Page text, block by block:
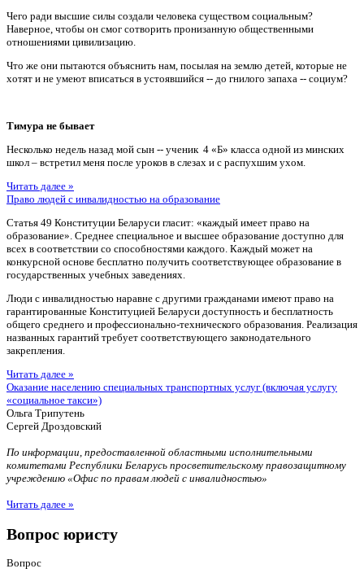
Чего ради высшие силы создали человека существом социальным?
Наверное, чтобы он смог сотворить пронизанную общественными
отношениями цивилизацию.
Что же они пытаются объяснить нам, посылая на землю детей, которые не
хотят и не умеют вписаться в устоявшийся -- до гнилого запаха -- социум?
Тимура не бывает
Несколько недель назад мой сын -- ученик 4 «Б» класса одной из минских
школ – встретил меня после уроков в слезах и с распухшим ухом.
Читать далее »
Право людей с инвалидностью на образование
Статья 49 Конституции Беларуси гласит: «каждый имеет право на
образование». Среднее специальное и высшее образование доступно для
всех в соответствии со способностями каждого. Каждый может на
конкурсной основе бесплатно получить соответствующее образование в
государственных учебных заведениях.
Люди с инвалидностью наравне с другими гражданами имеют право на
гарантированные Конституцией Беларуси доступность и бесплатность
общего среднего и профессионально-технического образования. Реализация
названных гарантий требует соответствующего законодательного
закрепления.
Читать далее »
Оказание населению специальных транспортных услуг (включая услугу
«социальное такси»)
Ольга Трипутень
Сергей Дроздовский
По информации, предоставленной областными исполнительными
комитетами Республики Беларусь просветительскому правозащитному
учреждению «Офис по правам людей с инвалидностью»
Читать далее »
Вопрос юристу
Вопрос